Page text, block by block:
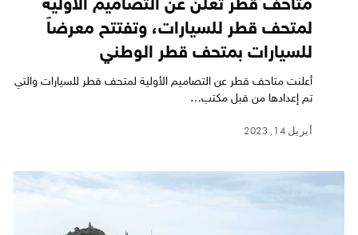
متاحف قطر تُعلن عن التصاميم الأولية
لمتحف قطر للسيارات، وتفتتح معرضاً
للسيارات بمتحف قطر الوطني
أعلنت متاحف قطر عن التصاميم الأولية لمتحف قطر للسيارات والتي
تم إعدادها من قبل مكتب…
أبريل 14, 2023